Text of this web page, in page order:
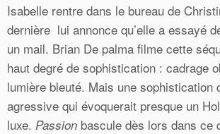
Isabelle rentre dans le bureau de
dernière lui annonce qu’elle a essayé
un mail. Brian De palma filme cette
haut degré de sophistication : cadrage
lumière bleuté. Mais une sophistication
agressive qui évoquerait presque un
luxe. Passion bascule dès lors dans ce